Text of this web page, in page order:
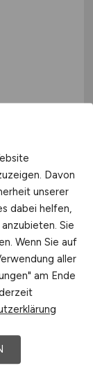
Davon
unserer
dabei helfen,
Sie
Wenn Sie auf
aller
am Ende